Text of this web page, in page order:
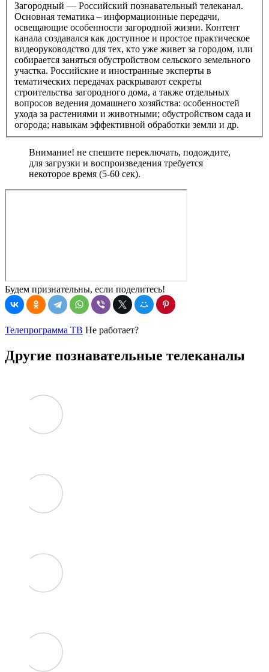
Загородный — Российский познавательный телеканал.
Основная тематика – информационные передачи,
освещающие особенности загородной жизни. Контент
канала создавался как доступное и простое практическое
видеоруководство для тех, кто уже живет за городом, или
собирается заняться обустройством сельского земельного
участка. Российские и иностранные эксперты в
тематических передачах раскрывают секреты
строительства загородного дома, а также отдельных
вопросов ведения домашнего хозяйства: особенностей
ухода за растениями и животными; обустройством сада и
огорода; навыкам эффективной обработки земли и др.
Внимание! не спешите переключать, подождите,
для загрузки и воспроизведения требуется
некоторое время (5-60 сек).
Будем признательны, если поделитесь!
Телепрограмма ТВ Не работает?
Другие познавательные телеканалы